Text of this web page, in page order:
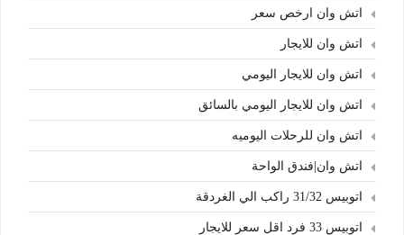
اتش وان ارخص سعر
اتش وان للايجار
اتش وان للايجار اليومي
اتش وان للايجار اليومي بالسائق
اتش وان للرحلات اليوميه
اتش وان|فندق الواحة
اتوبيس 31/32 راكب الي الغردقة
اتوبيس 33 فرد اقل سعر للايجار